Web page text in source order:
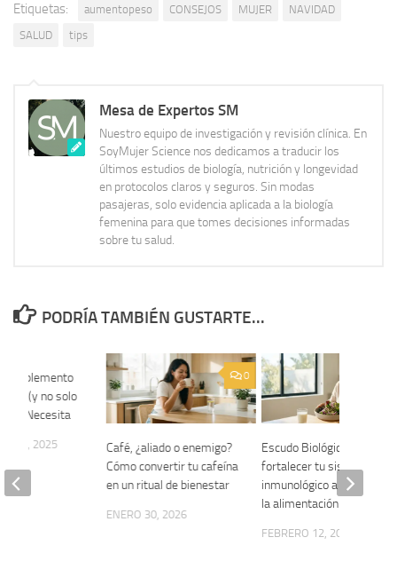
Etiquetas: aumentopeso CONSEJOS MUJER
NAVIDAD
SALUD
tips
Mesa de Expertos SM
Nuestro equipo de investigación y revisión clínica. En
SoyMujer Science nos dedicamos a traducir los
últimos estudios de biología, nutrición y longevidad
en protocolos claros y seguros. Sin modas
pasajeras, solo evidencia aplicada a la biología
femenina para que tomes decisiones informadas
sobre tu salud.
PODRÍA TAMBIÉN GUSTARTE...
0
Café, ¿aliado o enemigo?
Cómo convertir tu cafeína
en un ritual de bienestar
ENERO 30, 2026
Escudo Biológico: Cómo
fortalecer tu sistema
inmunológico a través de
la alimentación en 2026
FEBRERO 12, 2026
Suplemento
(y no solo
Necesita
24, 2025